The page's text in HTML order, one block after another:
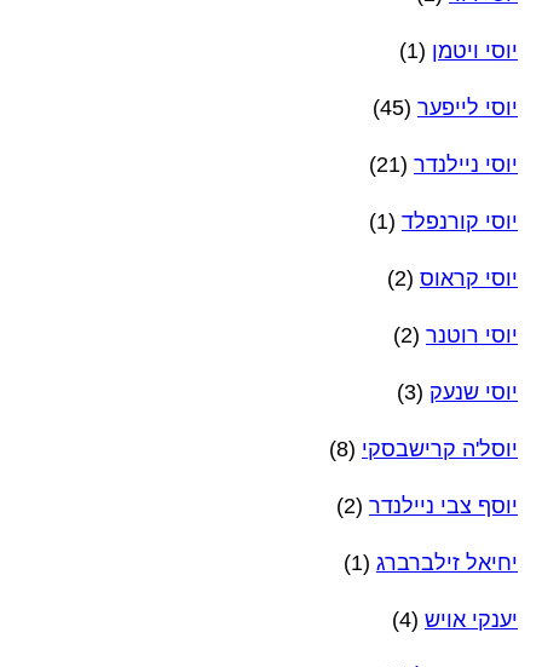
יוסי ויטמן (1)
יוסי לייפער (45)
יוסי ניילנדר (21)
יוסי קורנפלד (1)
יוסי קראוס (2)
יוסי רוטנר (2)
יוסי שנעק (3)
יוסל'ה קרישבסקי (8)
יוסף צבי ניילנדר (2)
יחיאל זילברברג (1)
יענקי אויש (4)